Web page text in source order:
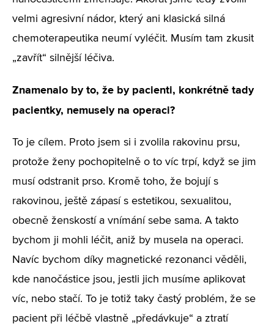
velmi agresivní nádor, který ani klasická silná
chemoterapeutika neumí vyléčit. Musím tam zkusit
„zavřít“ silnější léčiva.
Znamenalo by to, že by pacienti, konkrétně tady
pacientky, nemusely na operaci?
To je cílem. Proto jsem si i zvolila rakovinu prsu,
protože ženy pochopitelně o to víc trpí, když se jim
musí odstranit prso. Kromě toho, že bojují s
rakovinou, ještě zápasí s estetikou, sexualitou,
obecně ženskostí a vnímání sebe sama. A takto
bychom ji mohli léčit, aniž by musela na operaci.
Navíc bychom díky magnetické rezonanci věděli,
kde nanočástice jsou, jestli jich musíme aplikovat
víc, nebo stačí. To je totiž taky častý problém, že se
pacient při léčbě vlastně „předávkuje“ a ztratí